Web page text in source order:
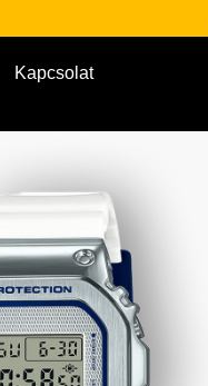
Kapcsolat